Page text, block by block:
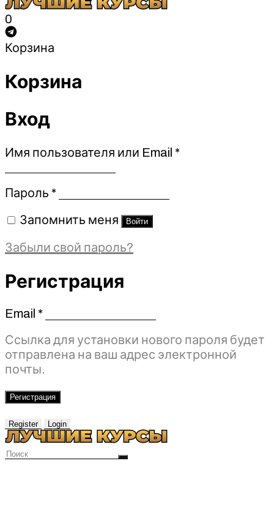
0
Корзина
Корзина
Вход
Имя пользователя или Email *Обязательно
Пароль *Обязательно
Запомнить меня Войти
Забыли свой пароль?
Регистрация
Email *Обязательно
Ссылка для установки нового пароля будет
отправлена ​​на ваш адрес электронной
почты.
Регистрация
Register Login